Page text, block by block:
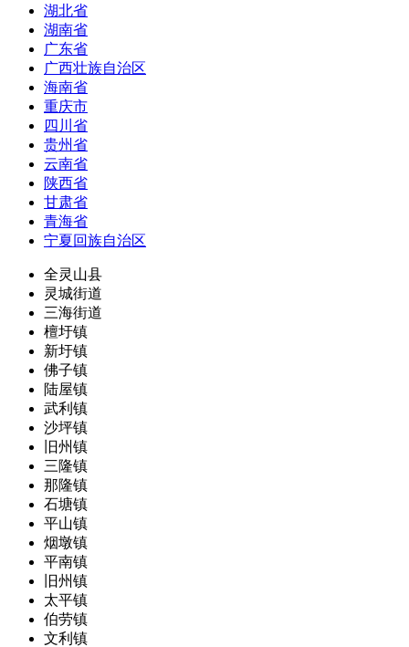
湖北省
湖南省
广东省
广西壮族自治区
海南省
重庆市
四川省
贵州省
云南省
陕西省
甘肃省
青海省
宁夏回族自治区
全灵山县
灵城街道
三海街道
檀圩镇
新圩镇
佛子镇
陆屋镇
武利镇
沙坪镇
旧州镇
三隆镇
那隆镇
石塘镇
平山镇
烟墩镇
平南镇
旧州镇
太平镇
伯劳镇
文利镇